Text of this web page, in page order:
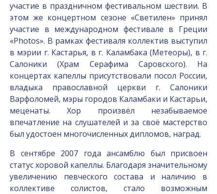
участие в праздничном фестивальном шествии. В
этом же концертном сезоне «Светилен» принял
участие в международном фестивале в Греции
«Photos». В рамках фестиваля коллектив выступил
в мэрии г. Кастарья, в г. Каламбака (Метеоры), в г.
Салоники (Храм Серафима Саровского). На
концертах капеллы присутствовали посол России,
владыка православной церкви г. Салоники
Варфоломей, мэры городов Каламбаки и Кастарьи,
меценаты. Хор произвёл незабываемое
впечатление на слушателей и за своё мастерство
был удостоен многочисленных дипломов, наград.
В сентябре 2007 года ансамблю был присвоен
статус хоровой капеллы. Благодаря значительному
увеличению певческого состава и наличию в
коллективе солистов, стало возможным